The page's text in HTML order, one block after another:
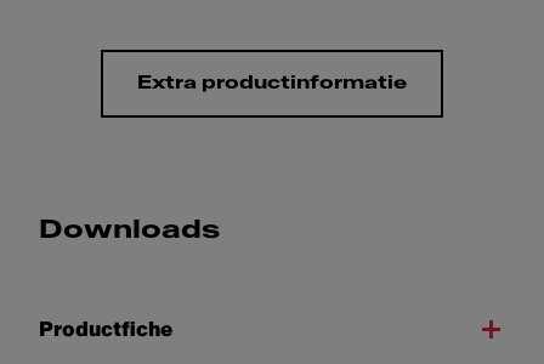
Extra productinformatie
Downloads
Productfiche